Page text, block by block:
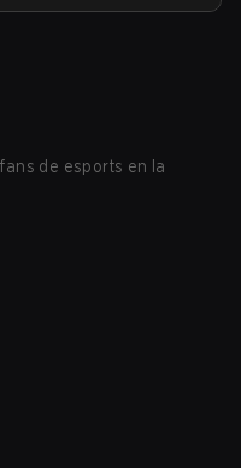
de esports en la